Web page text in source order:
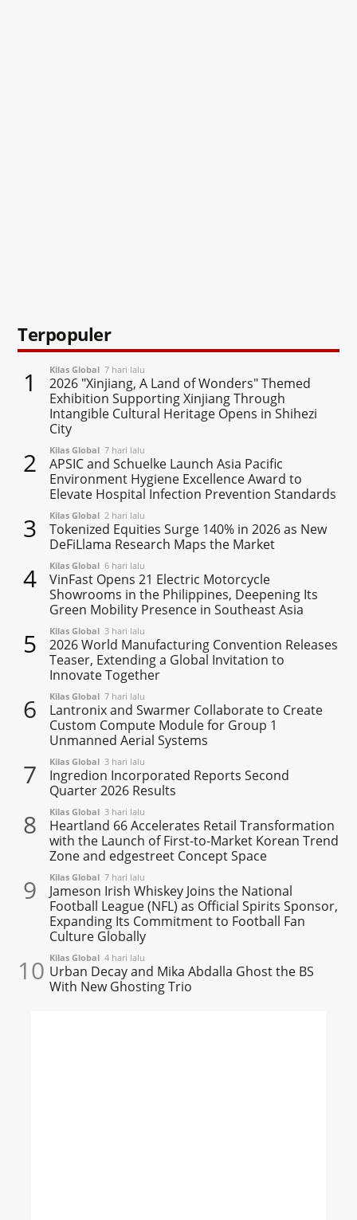
Terpopuler
1 Kilas Global 7 hari lalu
2026 "Xinjiang, A Land of Wonders" Themed
Exhibition Supporting Xinjiang Through
Intangible Cultural Heritage Opens in Shihezi
City
2 Kilas Global 7 hari lalu
APSIC and Schuelke Launch Asia Pacific
Environment Hygiene Excellence Award to
Elevate Hospital Infection Prevention Standards
3 Kilas Global 2 hari lalu
Tokenized Equities Surge 140% in 2026 as New
DeFiLlama Research Maps the Market
4 Kilas Global 6 hari lalu
VinFast Opens 21 Electric Motorcycle
Showrooms in the Philippines, Deepening Its
Green Mobility Presence in Southeast Asia
5 Kilas Global 3 hari lalu
2026 World Manufacturing Convention Releases
Teaser, Extending a Global Invitation to
Innovate Together
6 Kilas Global 7 hari lalu
Lantronix and Swarmer Collaborate to Create
Custom Compute Module for Group 1
Unmanned Aerial Systems
7 Kilas Global 3 hari lalu
Ingredion Incorporated Reports Second
Quarter 2026 Results
8 Kilas Global 3 hari lalu
Heartland 66 Accelerates Retail Transformation
with the Launch of First-to-Market Korean Trend
Zone and edgestreet Concept Space
9 Kilas Global 7 hari lalu
Jameson Irish Whiskey Joins the National
Football League (NFL) as Official Spirits Sponsor,
Expanding Its Commitment to Football Fan
Culture Globally
10 Kilas Global 4 hari lalu
Urban Decay and Mika Abdalla Ghost the BS
With New Ghosting Trio